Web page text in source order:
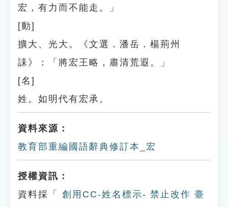
宏，有力而不能走。」
[動]
擴大、光大。《文選．潘岳．楊荊州
誄》：「將宏王略，肅清荒遐。」
[名]
姓。如明代有宏承。
資料來源：
教育部重編國語辭典修訂本_宏
授權資訊：
資料採「
創用CC-姓名標示- 禁止改作 臺